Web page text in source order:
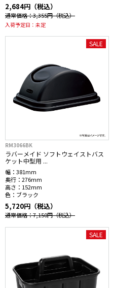
2,684円（税込）
通常価格：3,355円（税込）
入荷予定日： 未定
SALE
RM3066BK
ラバーメイド ソフトウェイストバス
ケット中型用 ...
幅： 381mm
奥行： 276mm
高さ： 152mm
色： ブラック
5,720円（税込）
通常価格：7,150円（税込）
SALE